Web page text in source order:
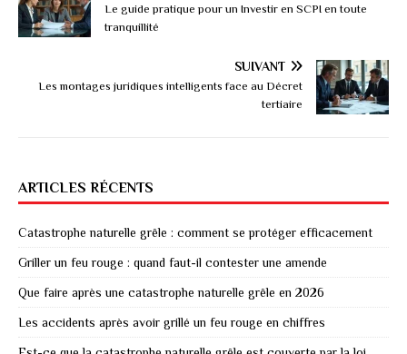
Le guide pratique pour un Investir en SCPI en toute
tranquillité
SUIVANT
Les montages juridiques intelligents face au Décret
tertiaire
ARTICLES RÉCENTS
Catastrophe naturelle grêle : comment se protéger efficacement
Griller un feu rouge : quand faut-il contester une amende
Que faire après une catastrophe naturelle grêle en 2026
Les accidents après avoir grillé un feu rouge en chiffres